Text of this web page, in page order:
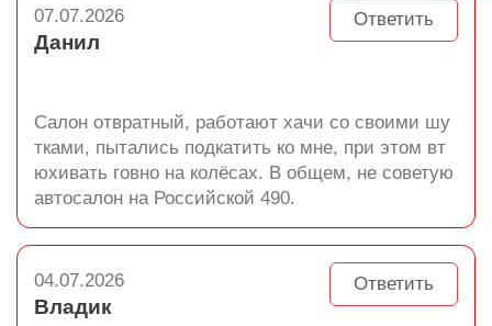
Ответить
07.07.2026
Данил
Салон отвратный, работают хачи со своими шу
тками, пытались подкатить ко мне, при этом вт
юхивать говно на колёсах. В общем, не советую
автосалон на Российской 490.
Ответить
04.07.2026
Владик